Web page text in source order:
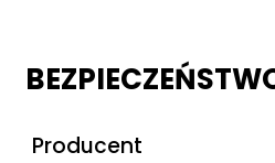
Producent